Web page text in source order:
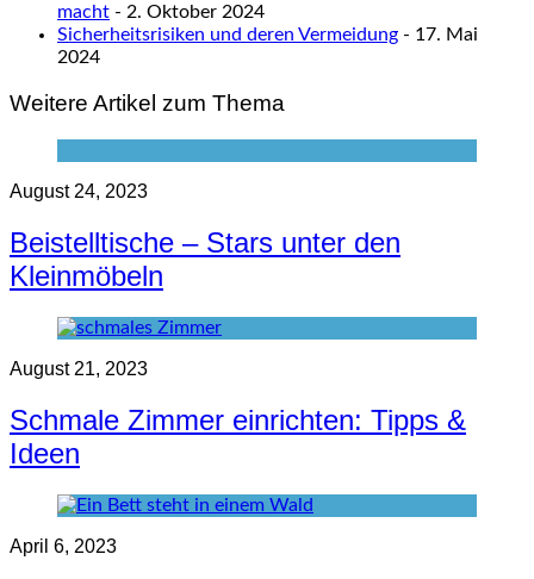
macht - 2. Oktober 2024
Sicherheitsrisiken und deren Vermeidung - 17. Mai
2024
Weitere Artikel zum Thema
August 24, 2023
Beistelltische – Stars unter den
Kleinmöbeln
August 21, 2023
Schmale Zimmer einrichten: Tipps &
Ideen
April 6, 2023